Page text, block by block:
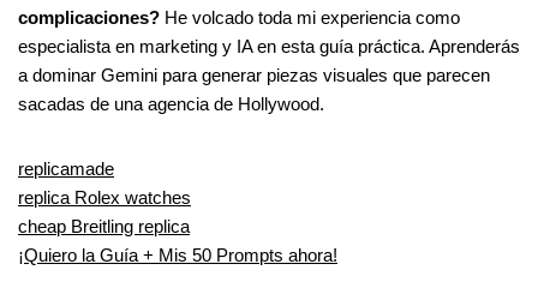
complicaciones? He volcado toda mi experiencia como
especialista en marketing y IA en esta guía práctica. Aprenderás
a dominar Gemini para generar piezas visuales que parecen
sacadas de una agencia de Hollywood.
replicamade
replica Rolex watches
cheap Breitling replica
¡Quiero la Guía + Mis 50 Prompts ahora!